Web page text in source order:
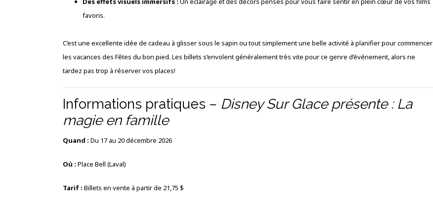
favoris.
C’est une excellente idée de cadeau à glisser sous le sapin ou tout simplement une belle activité à planifier pour commencer
les vacances des Fêtes du bon pied. Les billets s’envolent généralement très vite pour ce genre d’événement, alors ne
tardez pas trop à réserver vos places!
Informations pratiques – Disney Sur Glace présente : La
magie en famille
Quand : Du 17 au 20 décembre 2026
Où : Place Bell (Laval)
Tarif : Billets en vente à partir de 21,75 $